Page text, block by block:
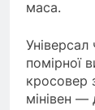
маса.
помірної
кросовер
мінівен —